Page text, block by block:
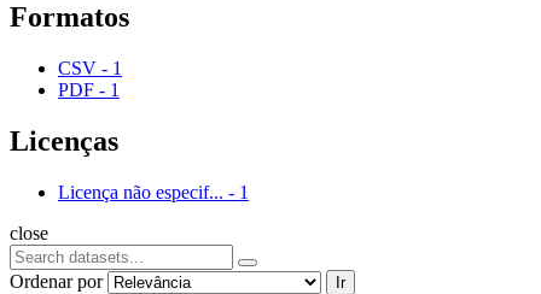
Formatos
CSV - 1
PDF - 1
Licenças
Licença não especif... - 1
close
Ordenar por Ir